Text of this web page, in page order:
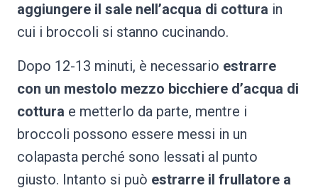
aggiungere il sale nell’acqua di cottura in
cui i broccoli si stanno cucinando.
Dopo 12-13 minuti, è necessario estrarre
con un mestolo mezzo bicchiere d’acqua di
cottura e metterlo da parte, mentre i
broccoli possono essere messi in un
colapasta perché sono lessati al punto
giusto. Intanto si può estrarre il frullatore a